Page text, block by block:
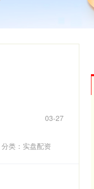
03-27
分类： 实盘配资